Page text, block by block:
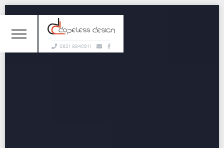
0821 8840911